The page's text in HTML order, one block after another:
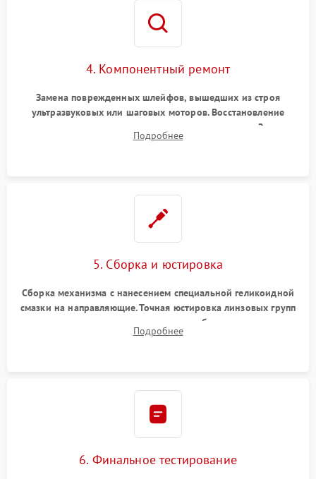
4. Компонентный ремонт
Замена поврежденных шлейфов, вышедших из строя
ультразвуковых или шаговых моторов. Восстановление
геометрии направляющих при заклинивании зума. Замена
неисправного блока диафрагмы, датчиков положения или
Подробнее
5. Сборка и юстировка
Сборка механизма с нанесением специальной геликоидной
смазки на направляющие. Точная юстировка линзовых групп
программным или механическим способом для устранения
бэк
Подробнее
6. Финальное тестирование